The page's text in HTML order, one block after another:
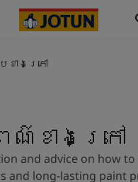
អស់។
ខាងក្រៅ
ណ៌ខាងក្រៅ
and advice on how
and long-lasting paint